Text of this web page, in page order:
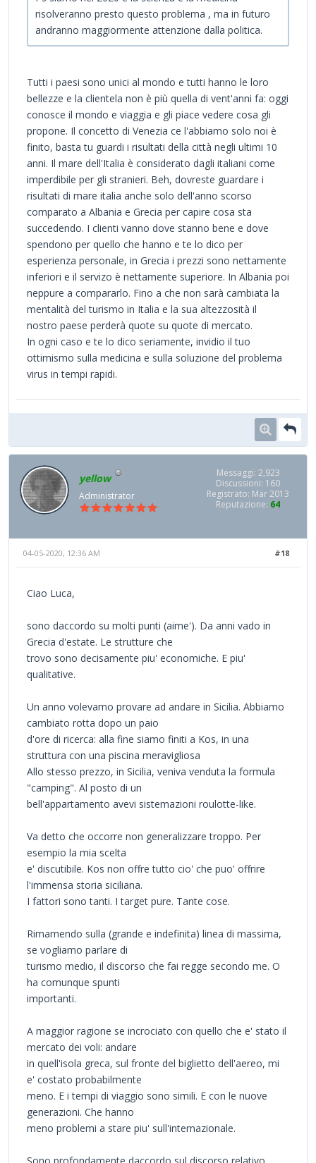
risolveranno presto questo problema , ma in futuro
andranno maggiormente attenzione dalla politica.
Tutti i paesi sono unici al mondo e tutti hanno le loro
bellezze e la clientela non è più quella di vent'anni fa: oggi
conosce il mondo e viaggia e gli piace vedere cosa gli
propone. Il concetto di Venezia ce l'abbiamo solo noi è
finito, basta tu guardi i risultati della città negli ultimi 10
anni. Il mare dell'Italia è considerato dagli italiani come
imperdibile per gli stranieri. Beh, dovreste guardare i
risultati di mare italia anche solo dell'anno scorso
comparato a Albania e Grecia per capire cosa sta
succedendo. I clienti vanno dove stanno bene e dove
spendono per quello che hanno e te lo dico per
esperienza personale, in Grecia i prezzi sono nettamente
inferiori e il servizo è nettamente superiore. In Albania poi
neppure a compararlo. Fino a che non sarà cambiata la
mentalità del turismo in Italia e la sua altezzosità il
nostro paese perderà quote su quote di mercato.
In ogni caso e te lo dico seriamente, invidio il tuo
ottimismo sulla medicina e sulla soluzione del problema
virus in tempi rapidi.
yellow
Administrator
Messaggi: 2,923
Discussioni: 160
Registrato: Mar 2013
Reputazione: 64
#18
04-05-2020, 12:36 AM
Ciao Luca,
sono daccordo su molti punti (aime'). Da anni vado in
Grecia d'estate. Le strutture che
trovo sono decisamente piu' economiche. E piu'
qualitative.
Un anno volevamo provare ad andare in Sicilia. Abbiamo
cambiato rotta dopo un paio
d'ore di ricerca: alla fine siamo finiti a Kos, in una
struttura con una piscina meravigliosa
Allo stesso prezzo, in Sicilia, veniva venduta la formula
"camping". Al posto di un
bell'appartamento avevi sistemazioni roulotte-like.
Va detto che occorre non generalizzare troppo. Per
esempio la mia scelta
e' discutibile. Kos non offre tutto cio' che puo' offrire
l'immensa storia siciliana.
I fattori sono tanti. I target pure. Tante cose.
Rimamendo sulla (grande e indefinita) linea di massima,
se vogliamo parlare di
turismo medio, il discorso che fai regge secondo me. O
ha comunque spunti
importanti.
A maggior ragione se incrociato con quello che e' stato il
mercato dei voli: andare
in quell'isola greca, sul fronte del biglietto dell'aereo, mi
e' costato probabilmente
meno. E i tempi di viaggio sono simili. E con le nuove
generazioni. Che hanno
meno problemi a stare piu' sull'internazionale.
Sono profondamente daccordo sul discorso relativo